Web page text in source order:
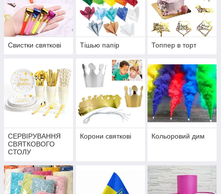
Свистки святкові Тішью папір Топпер в торт
СЕРВІРУВАННЯ
СВЯТКОВОГО
СТОЛУ
Корони святкові Кольоровий дим